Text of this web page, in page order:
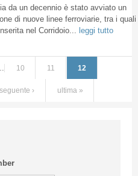
da un decennio è stato avviato un
di nuove linee ferroviarie, tra i quali
nel Corridoio... leggi tutto
10 11 12
seguente › ultima »